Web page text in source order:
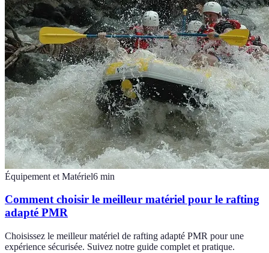
Équipement et Matériel6 min
Comment choisir le meilleur matériel pour le rafting
adapté PMR
Choisissez le meilleur matériel de rafting adapté PMR pour une
expérience sécurisée. Suivez notre guide complet et pratique.